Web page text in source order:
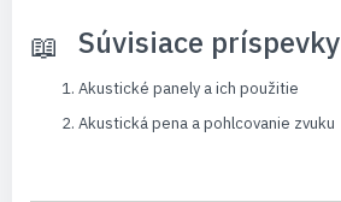
Súvisiace príspevky
Akustické panely a ich použitie
Akustická pena a pohlcovanie zvuku